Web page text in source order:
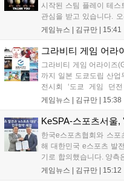
시작된 스팀 플레이 테
관심을 받고 있습니다.
최대 4인 협동을 지원하
을 개선 중이며, 상세 정
게임뉴스 | 김규만 15:41
그라비티 게임 어라
그라비티 게임 어라이즈
까지 일본 도쿄도립 산
전시회 ‘도쿄 게임 던
‘JALECO ARCADE
입니다. 시연 참여 관람
디 게임 생태계 활성화와
게임뉴스 | 김규만 15:38
KeSPA-스포츠서울
한국e스포츠협회와 스
해 대한민국 e스포츠 발
기로 합의했습니다. 양측
전문성을 강화하고 MZ
게임뉴스 | 김규만 15:12